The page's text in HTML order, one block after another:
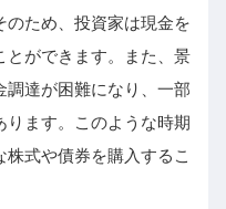
ため、投資家は現金を
とができます。また、景
達が困難になり、一部
ます。このような時期
式や債券を購入するこ